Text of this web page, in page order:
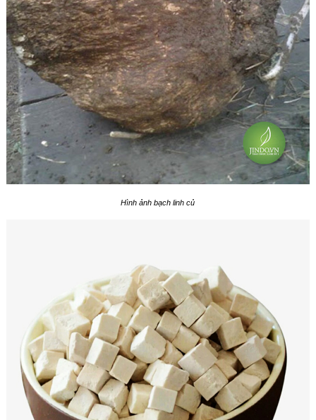
Hình ảnh bạch linh củ